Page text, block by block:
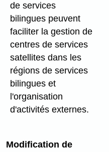
de services
bilingues peuvent
faciliter la gestion de
centres de services
satellites dans les
régions de services
bilingues et
l'organisation
d'activités externes.
Modification de